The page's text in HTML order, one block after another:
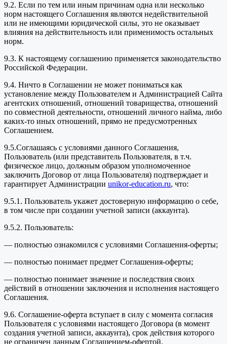
9.2. Если по тем или иным причинам одна или несколько
норм настоящего Соглашения являются недействительной
или не имеющими юридической силы, это не оказывает
влияния на действительность или применимость остальных
норм.
9.3. К настоящему соглашению применяется законодательство
Российской Федерации.
9.4. Ничто в Соглашении не может пониматься как
установление между Пользователем и Администрацией Сайта
агентских отношений, отношений товарищества, отношений
по совместной деятельности, отношений личного найма, либо
каких-то иных отношений, прямо не предусмотренных
Соглашением.
9.5.Соглашаясь с условиями данного Соглашения,
Пользователь (или представитель Пользователя, в т.ч.
физическое лицо, должным образом уполномоченное
заключить Договор от лица Пользователя) подтверждает и
гарантирует Администрации unikor-education.ru, что:
9.5.1. Пользователь укажет достоверную информацию о себе,
в том числе при создании учетной записи (аккаунта).
9.5.2. Пользователь:
— полностью ознакомился с условиями Соглашения-оферты;
— полностью понимает предмет Соглашения-оферты;
— полностью понимает значение и последствия своих
действий в отношении заключения и исполнения настоящего
Соглашения.
9.6. Соглашение-оферта вступает в силу с момента согласия
Пользователя с условиями настоящего Договора (в момент
создания учетной записи, аккаунта), срок действия которого
не ограничен данным Соглашением-офертой.